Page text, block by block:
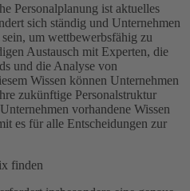
Personalplanung ist aktuelles
sich ständig und Unternehmen
um wettbewerbsfähig zu
Austausch mit Experten, die
und die Analyse von
Wissen können Unternehmen
zukünftige Personalstruktur
vorhandene Wissen
es für alle Entscheidungen zur
finden